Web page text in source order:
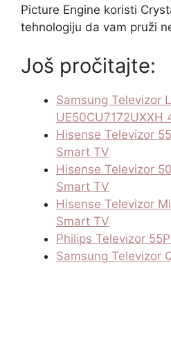
Picture Engine koristi
tehnologiju da vam pruži
Još pročitajte:
Samsung Televizor
UE50CU7172UXXH
Hisense Televizor
Smart TV
Hisense Televizor
Smart TV
Hisense Televizor
Smart TV
Philips Televizor
Samsung Televizor